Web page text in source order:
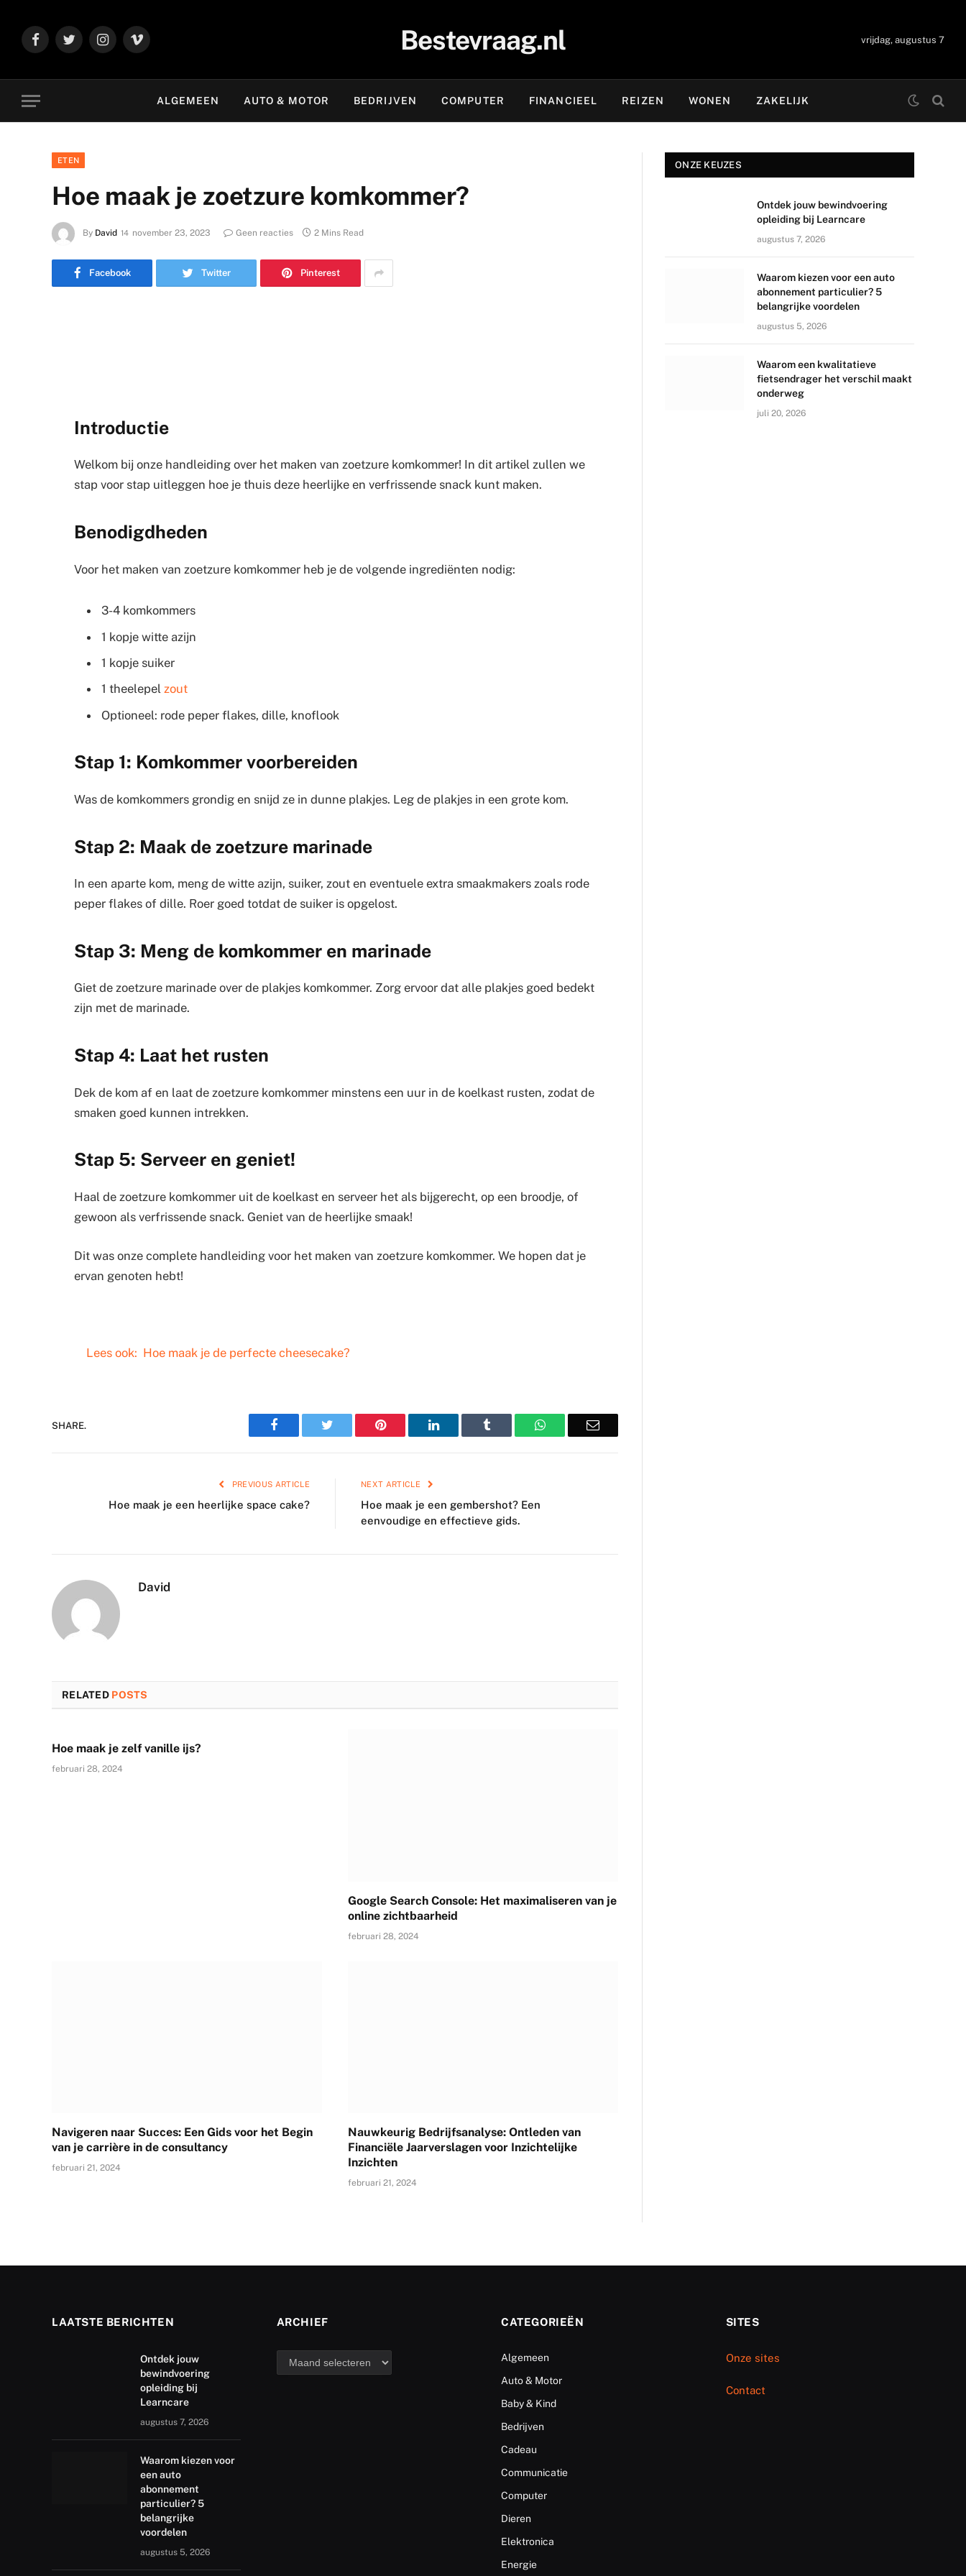
FacebookTwitter Instagram
Vimeo Bestevraag.nl vrijdag, augustus 7
ALGEMEEN AUTO & MOTOR BEDRIJVEN COMPUTER FINANCIEEL REIZEN WONEN ZAKELIJK
ETEN
Hoe maak je zoetzure komkommer?
By David november 23, 2023 Geen reacties 2 Mins Read
Facebook Twitter Pinterest
Introductie
Welkom bij onze handleiding over het maken van zoetzure komkommer! In dit artikel zullen we
stap voor stap uitleggen hoe je thuis deze heerlijke en verfrissende snack kunt maken.
Benodigdheden
Voor het maken van zoetzure komkommer heb je de volgende ingrediënten nodig:
3-4 komkommers
1 kopje witte azijn
1 kopje suiker
1 theelepel zout
Optioneel: rode peper flakes, dille, knoflook
Stap 1: Komkommer voorbereiden
Was de komkommers grondig en snijd ze in dunne plakjes. Leg de plakjes in een grote kom.
Stap 2: Maak de zoetzure marinade
In een aparte kom, meng de witte azijn, suiker, zout en eventuele extra smaakmakers zoals rode
peper flakes of dille. Roer goed totdat de suiker is opgelost.
Stap 3: Meng de komkommer en marinade
Giet de zoetzure marinade over de plakjes komkommer. Zorg ervoor dat alle plakjes goed bedekt
zijn met de marinade.
Stap 4: Laat het rusten
Dek de kom af en laat de zoetzure komkommer minstens een uur in de koelkast rusten, zodat de
smaken goed kunnen intrekken.
Stap 5: Serveer en geniet!
Haal de zoetzure komkommer uit de koelkast en serveer het als bijgerecht, op een broodje, of
gewoon als verfrissende snack. Geniet van de heerlijke smaak!
Dit was onze complete handleiding voor het maken van zoetzure komkommer. We hopen dat je
ervan genoten hebt!
Lees ook: Hoe maak je de perfecte cheesecake?
SHARE. Facebook Twitter Pinterest LinkedIn Tumblr WhatsAppEmail
PREVIOUS ARTICLE
Hoe maak je een heerlijke space cake?
NEXT ARTICLE
Hoe maak je een gembershot? Een
eenvoudige en effectieve gids.
David
RELATED POSTS
Hoe maak je zelf vanille ijs?
februari 28, 2024
Google Search Console: Het maximaliseren van je
online zichtbaarheid
februari 28, 2024
Navigeren naar Succes: Een Gids voor het Begin
van je carrière in de consultancy
februari 21, 2024
Nauwkeurig Bedrijfsanalyse: Ontleden van
Financiële Jaarverslagen voor Inzichtelijke
Inzichten
februari 21, 2024
ONZE KEUZES
Ontdek jouw bewindvoering
opleiding bij Learncare
augustus 7, 2026
Waarom kiezen voor een auto
abonnement particulier? 5
belangrijke voordelen
augustus 5, 2026
Waarom een kwalitatieve
fietsendrager het verschil maakt
onderweg
juli 20, 2026
LAATSTE BERICHTEN
Ontdek jouw
bewindvoering
opleiding bij
Learncare
augustus 7, 2026
Waarom kiezen voor
een auto
abonnement
particulier? 5
belangrijke
voordelen
augustus 5, 2026
ARCHIEF
archief
CATEGORIEËN
Algemeen
Auto & Motor
Baby & Kind
Bedrijven
Cadeau
Communicatie
Computer
Dieren
Elektronica
Energie
SITES
Onze sites
Contact